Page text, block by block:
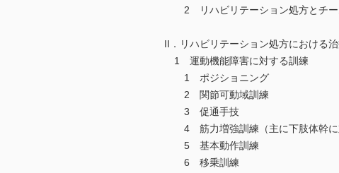
2 リハビリテーション処方とチー
II．リハビリテーション処方における
1 運動機能障害に対する訓練
1 ポジショニング
2 関節可動域訓練
3 促通手技
4 筋力増強訓練（主に下肢体幹に
5 基本動作訓練
6 移乗訓練